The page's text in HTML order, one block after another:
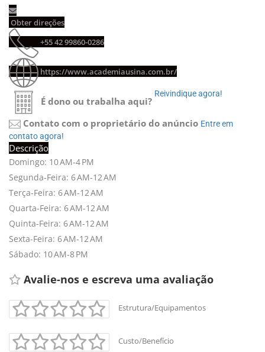
+-
Leaflet
Obter direções
+55 42 99860-0286
https://www.academiausina.com.br/
É dono ou trabalha aqui?
Reivindique agora!
Contato com o proprietário do anúncio Entre em
contato agora!
Descrição
Domingo: 10 AM-4 PM
Segunda-Feira: 6 AM-12 AM
Terça-Feira: 6 AM-12 AM
Quarta-Feira: 6 AM-12 AM
Quinta-Feira: 6 AM-12 AM
Sexta-Feira: 6 AM-12 AM
Sábado: 10 AM-8 PM
Avalie-nos e escreva uma avaliação
Estrutura/Equipamentos
Custo/Benefício